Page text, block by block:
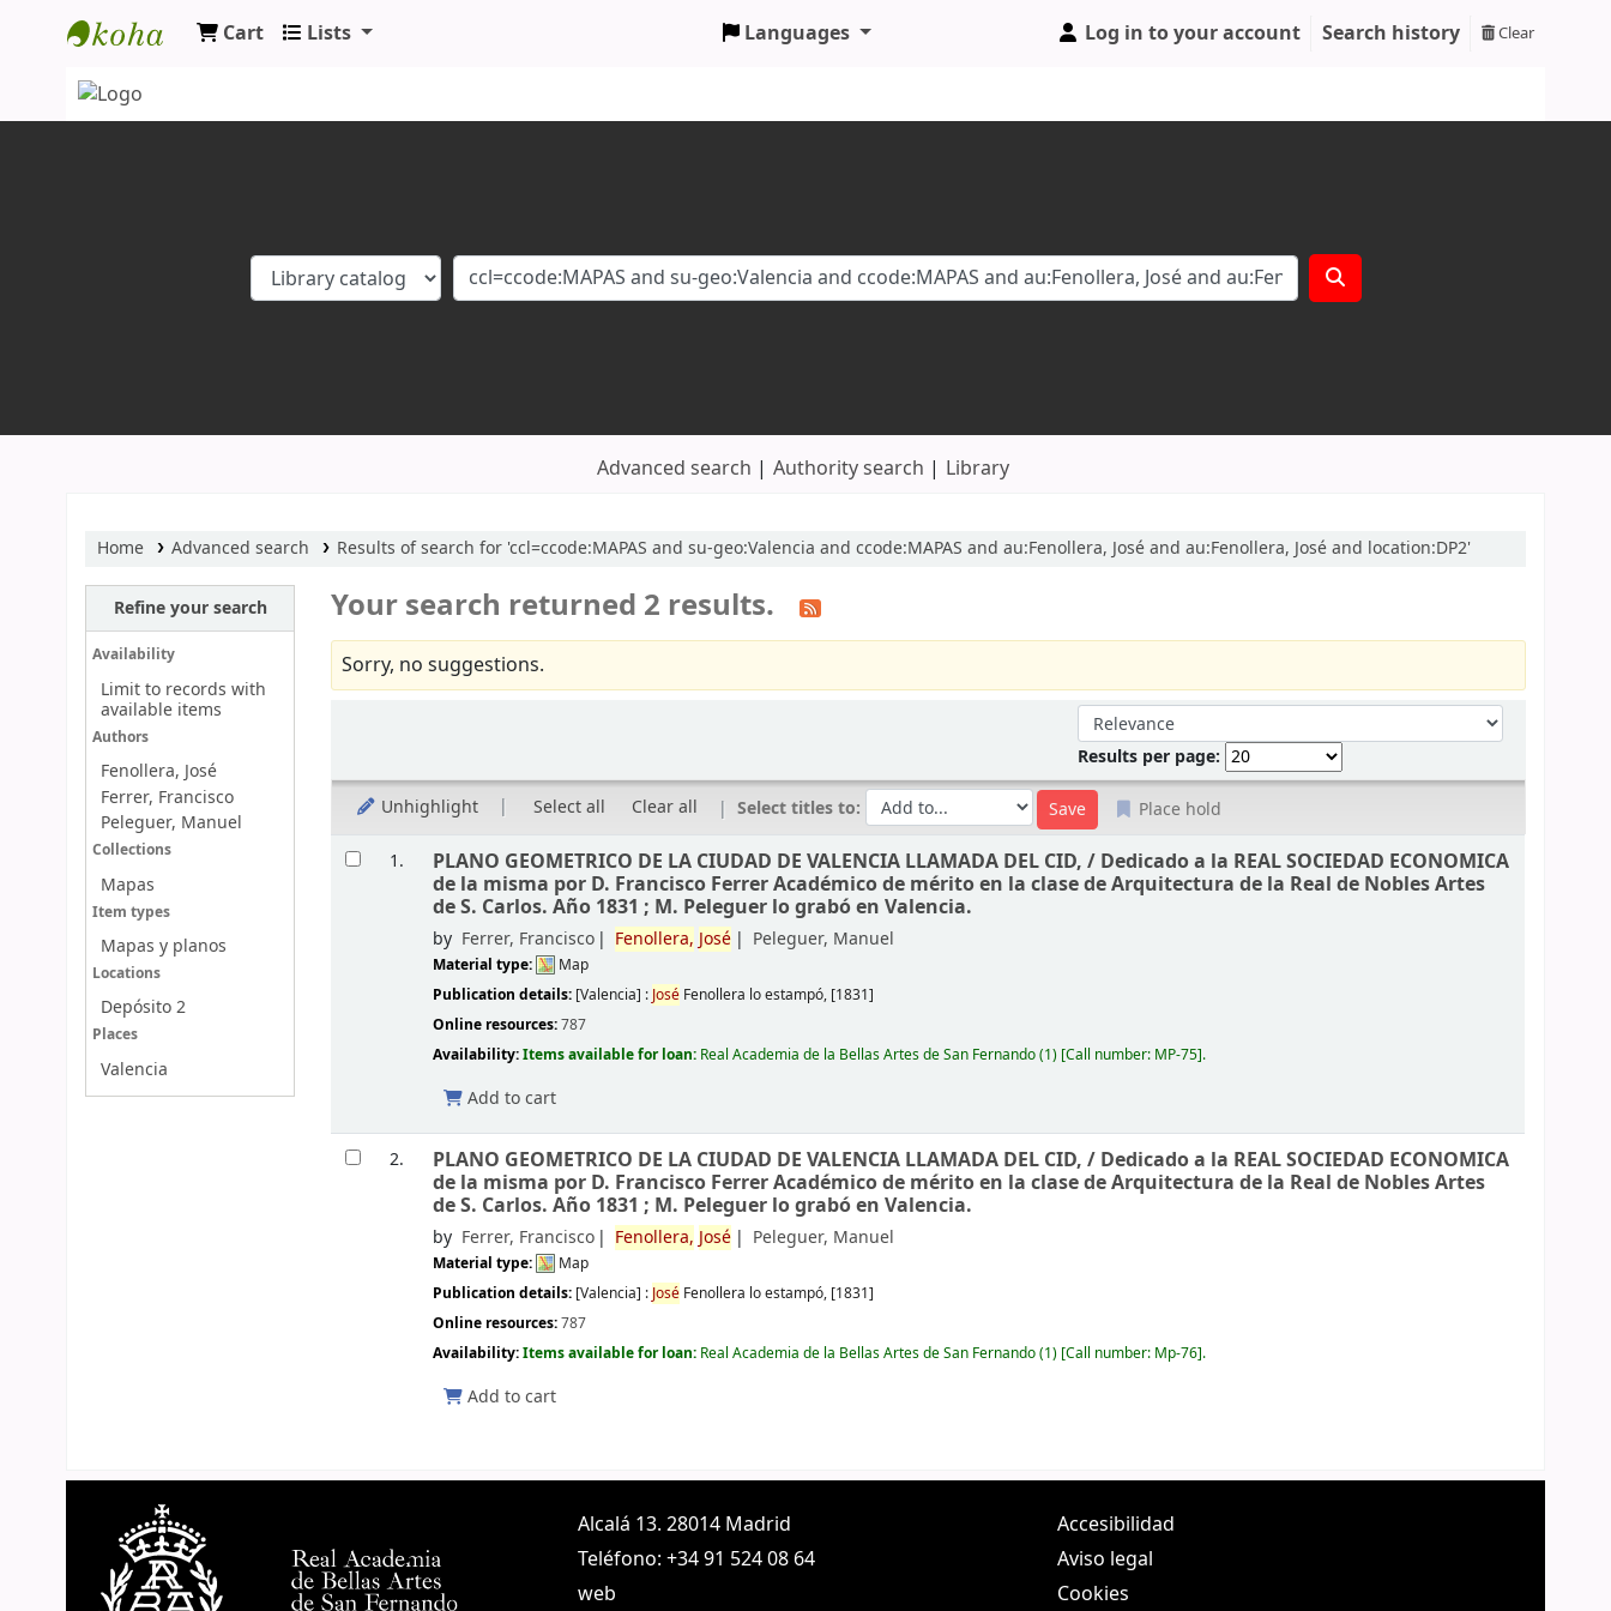
Koha online
Cart Lists Languages Log in to your account Search history Clear
Advanced search Authority search Library
Home Advanced search Results of search for 'ccl=ccode:MAPAS and su-geo:Valencia and ccode:MAPAS and au:Fenollera, José and au:Fenollera, José and location:DP2'
Refine your search
Availability
Limit to records with
available items
Authors
Fenollera, José
Ferrer, Francisco
Peleguer, Manuel
Collections
Mapas
Item types
Mapas y planos
Locations
Depósito 2
Places
Valencia
Your search returned 2 results.
Sorry, no suggestions.
Sort by:
Results per page:
Unhighlight Select all Clear all Select titles to: Place hold
Results
1. PLANO GEOMETRICO DE LA CIUDAD DE VALENCIA LLAMADA DEL CID, / Dedicado a la REAL SOCIEDAD ECONOMICA
de la misma por D. Francisco Ferrer Académico de mérito en la clase de Arquitectura de la Real de Nobles Artes
de S. Carlos. Año 1831 ; M. Peleguer lo grabó en Valencia.
by Ferrer, Francisco Fenollera, José Peleguer, Manuel
Material type:
Map
Publication details: [Valencia] : José Fenollera lo estampó, [1831]
Online resources:787
Availability:Items available for loan: Real Academia de la Bellas Artes de San Fernando(1) Call number: MP-75 .
Add to cart
2. PLANO GEOMETRICO DE LA CIUDAD DE VALENCIA LLAMADA DEL CID, / Dedicado a la REAL SOCIEDAD ECONOMICA
de la misma por D. Francisco Ferrer Académico de mérito en la clase de Arquitectura de la Real de Nobles Artes
de S. Carlos. Año 1831 ; M. Peleguer lo grabó en Valencia.
by Ferrer, Francisco Fenollera, José Peleguer, Manuel
Material type:
Map
Publication details: [Valencia] : José Fenollera lo estampó, [1831]
Online resources:787
Availability:Items available for loan: Real Academia de la Bellas Artes de San Fernando(1) Call number: Mp-76 .
Add to cart
Alcalá 13. 28014 Madrid
Teléfono: +34 91 524 08 64
web
Accesibilidad
Aviso legal
Cookies